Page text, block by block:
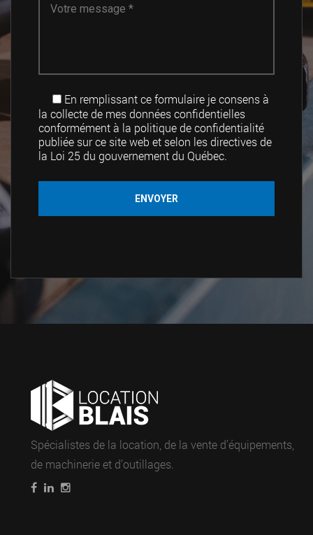
En remplissant ce formulaire je consens à
la collecte de mes données confidentielles
conformément à la politique de confidentialité
publiée sur ce site web et selon les directives de
la Loi 25 du gouvernement du Québec.
Spécialistes de la location, de la vente d’équipements,
de machinerie et d’outillages.